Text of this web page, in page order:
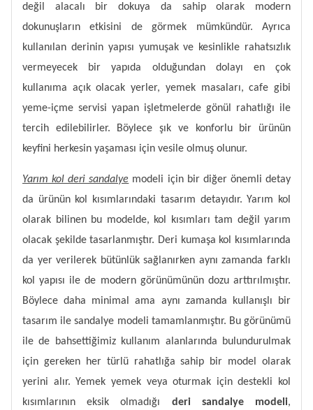
değil alacalı bir dokuya da sahip olarak modern
dokunuşların etkisini de görmek mümkündür. Ayrıca
kullanılan derinin yapısı yumuşak ve kesinlikle rahatsızlık
vermeyecek bir yapıda olduğundan dolayı en çok
kullanıma açık olacak yerler, yemek masaları, cafe gibi
yeme-içme servisi yapan işletmelerde gönül rahatlığı ile
tercih edilebilirler. Böylece şık ve konforlu bir ürünün
keyfini herkesin yaşaması için vesile olmuş olunur.
Yarım kol deri sandalye modeli için bir diğer önemli detay
da ürünün kol kısımlarındaki tasarım detayıdır. Yarım kol
olarak bilinen bu modelde, kol kısımları tam değil yarım
olacak şekilde tasarlanmıştır. Deri kumaşa kol kısımlarında
da yer verilerek bütünlük sağlanırken aynı zamanda farklı
kol yapısı ile de modern görünümünün dozu arttırılmıştır.
Böylece daha minimal ama aynı zamanda kullanışlı bir
tasarım ile sandalye modeli tamamlanmıştır. Bu görünümü
ile de bahsettiğimiz kullanım alanlarında bulundurulmak
için gereken her türlü rahatlığa sahip bir model olarak
yerini alır. Yemek yemek veya oturmak için destekli kol
kısımlarının eksik olmadığı deri sandalye modeli,